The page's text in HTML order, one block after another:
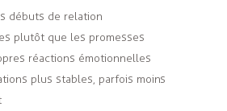
débuts de relation
plutôt que les promesses
réactions émotionnelles
plus stables, parfois moins